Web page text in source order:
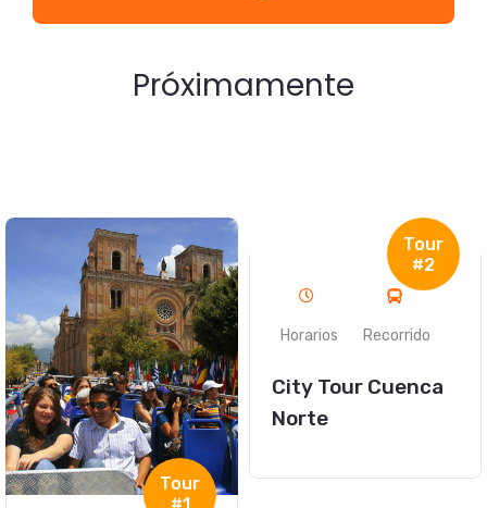
Próximamente
Tour
Tour
#2
Horarios Recorrido
City Tour Cuenca
Norte